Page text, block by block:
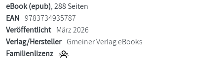
eBook (epub), 288 Seiten
EAN 9783734935787
Veröffentlicht März 2026
Verlag/Hersteller Gmeiner Verlag eBooks
Familienlizenz